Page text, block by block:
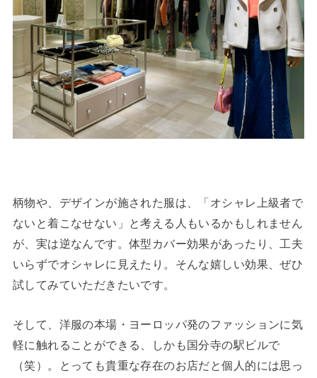
柄物や、デザインが施された服は、「オシャレ上級者で
ないと着こなせない」と考える人もいるかもしれません
が、実は逆なんです。体型カバー効果があったり、工夫
いらずでオシャレに見えたり。そんな嬉しい効果、ぜひ
試してみていただきたいです。
そして、洋服の本場・ヨーロッパ発のファッションに気
軽に触れることができる、しかも国分寺の駅ビルで
（笑）。とっても貴重な存在のお店だと個人的には思っ